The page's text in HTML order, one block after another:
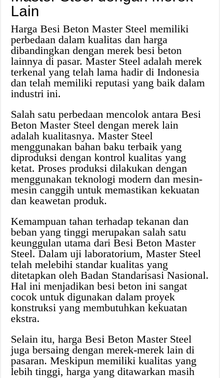
Lain
Harga Besi Beton Master Steel memiliki
perbedaan dalam kualitas dan harga
dibandingkan dengan merek besi beton
lainnya di pasar. Master Steel adalah merek
terkenal yang telah lama hadir di Indonesia
dan telah memiliki reputasi yang baik dalam
industri ini.
Salah satu perbedaan mencolok antara Besi
Beton Master Steel dengan merek lain
adalah kualitasnya. Master Steel
menggunakan bahan baku terbaik yang
diproduksi dengan kontrol kualitas yang
ketat. Proses produksi dilakukan dengan
menggunakan teknologi modern dan mesin-
mesin canggih untuk memastikan kekuatan
dan keawetan produk.
Kemampuan tahan terhadap tekanan dan
beban yang tinggi merupakan salah satu
keunggulan utama dari Besi Beton Master
Steel. Dalam uji laboratorium, Master Steel
telah melebihi standar kualitas yang
ditetapkan oleh Badan Standarisasi Nasional.
Hal ini menjadikan besi beton ini sangat
cocok untuk digunakan dalam proyek
konstruksi yang membutuhkan kekuatan
ekstra.
Selain itu, harga Besi Beton Master Steel
juga bersaing dengan merek-merek lain di
pasaran. Meskipun memiliki kualitas yang
lebih tinggi, harga yang ditawarkan masih